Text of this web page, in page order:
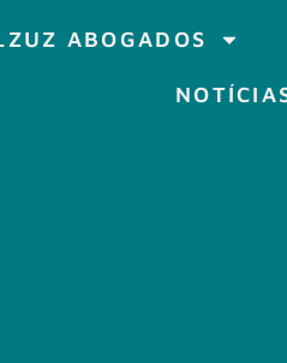
ABOGADOS